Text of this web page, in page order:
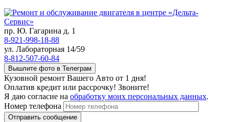
пр. Ю. Гагарина д. 1
8-921-998-18-88
ул. Лабораторная 14/59
8-812-507-60-84
Вышлите фото в Телеграм
Кузовной ремонт Вашего Авто от 1 дня!
Оплатив кредит или рассрочку! Звоните!
Я даю согласие на обработку моих персональных данных.
Номер телефона